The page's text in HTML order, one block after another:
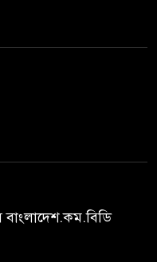
বাংলাদেশ.কম.বিডি